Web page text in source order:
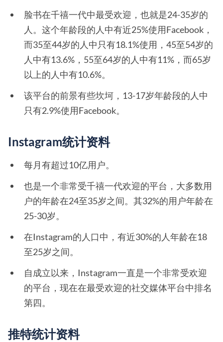
脸书在千禧一代中最受欢迎，也就是24-35岁的
人。这个年龄段的人中有近25%使用Facebook，
而35至44岁的人中只有18.1%使用，45至54岁的
人中有13.6%，55至64岁的人中有11%，而65岁
以上的人中有10.6%。
该平台的前景有些坎坷，13-17岁年龄段的人中
只有2.9%使用Facebook。
Instagram统计资料
每月有超过10亿用户。
也是一个非常受千禧一代欢迎的平台，大多数用
户的年龄在24至35岁之间。其32%的用户年龄在
25-30岁。
在Instagram的人口中，有近30%的人年龄在18
至25岁之间。
自成立以来，Instagram一直是一个非常受欢迎
的平台，现在在最受欢迎的社交媒体平台中排名
第四。
推特统计资料